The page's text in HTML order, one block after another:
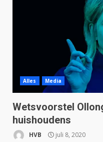
Alles Media
Wetsvoorstel
huishoudens
HVB juli 8, 2020